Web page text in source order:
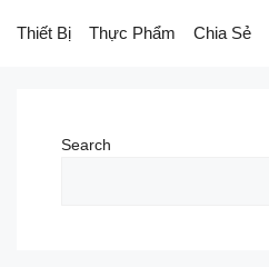
Thiết Bị Thực Phẩm Chia Sẻ
Search